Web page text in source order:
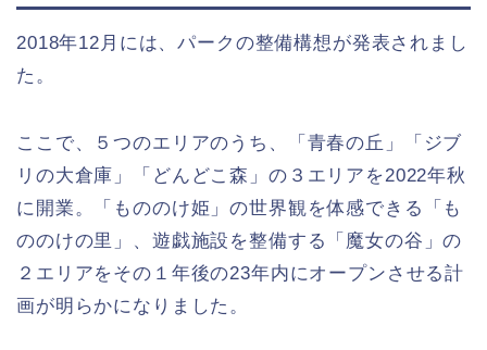
2018年12月には、パークの整備構想が発表されまし
た。
ここで、５つのエリアのうち、「青春の丘」「ジブ
リの大倉庫」「どんどこ森」の３エリアを2022年秋
に開業。「もののけ姫」の世界観を体感できる「も
ののけの里」、遊戯施設を整備する「魔女の谷」の
２エリアをその１年後の23年内にオープンさせる計
画が明らかになりました。